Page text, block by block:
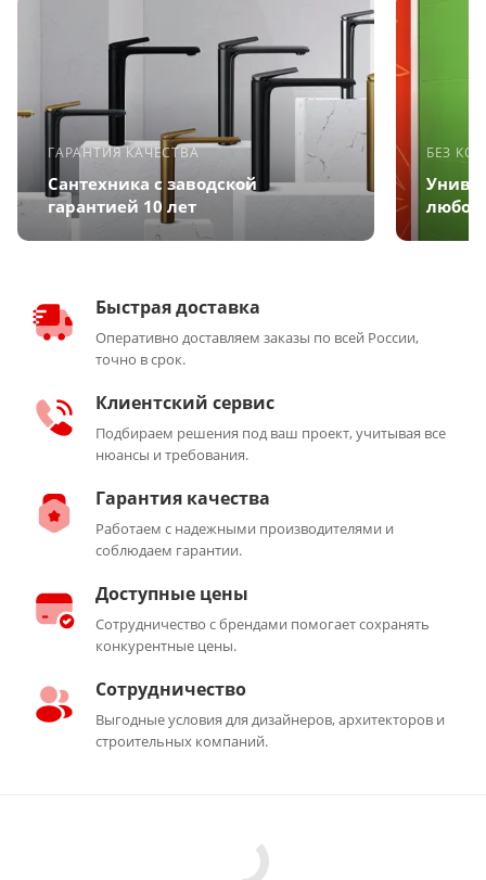
ГАРАНТИЯ КАЧЕСТВА
Сантехника с заводской
гарантией 10 лет
БЕЗ
Быстрая доставка
Оперативно доставляем заказы по всей России,
точно в срок.
Клиентский сервис
Подбираем решения под ваш проект, учитывая все
нюансы и требования.
Гарантия качества
Работаем с надежными производителями и
соблюдаем гарантии.
Доступные цены
Сотрудничество с брендами помогает сохранять
конкурентные цены.
Сотрудничество
Выгодные условия для дизайнеров, архитекторов и
строительных компаний.